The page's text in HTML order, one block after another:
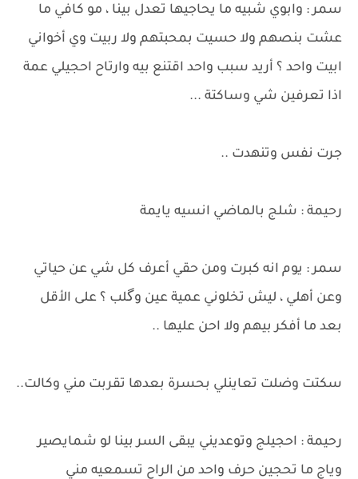
سمر : وابوي شبيه ما يحاجيها تعدل بينا ، مو كافي ما
عشت بنصهم ولا حسيت بمحبتهم ولا ربيت وي أخواني
ابيت واحد ؟ أريد سبب واحد اقتنع بيه وارتاح احجيلي عمة
اذا تعرفين شي وساكتة ...
جرت نفس وتنهدت ..
رحيمة : شلج بالماضي انسيه يايمة
سمر : يوم انه كبرت ومن حقي أعرف كل شي عن حياتي
وعن أهلي ، ليش تخلوني عمية عين وگلب ؟ على الأقل
بعد ما أفكر بيهم ولا احن عليها ..
سكتت وضلت تعاينلي بحسرة بعدها تقربت مني وكالت..
رحيمة : احجيلج وتوعديني يبقى السر بينا لو شمايصير
وياج ما تحجين حرف واحد من الراح تسمعيه مني